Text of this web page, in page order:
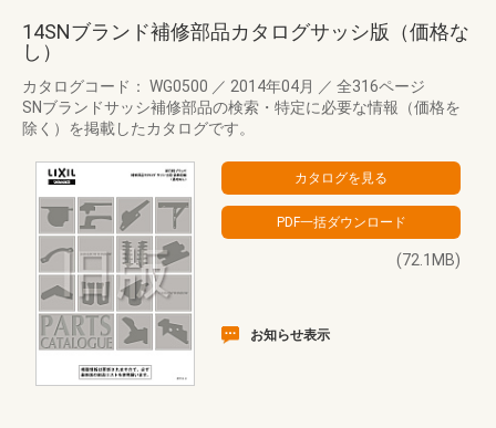
14SNブランド補修部品カタログサッシ版（価格な
し）
カタログコード： WG0500 ／ 2014年04月 ／ 全316ページ
SNブランドサッシ補修部品の検索・特定に必要な情報（価格を
除く）を掲載したカタログです。
(72.1MB)
お知らせ表示